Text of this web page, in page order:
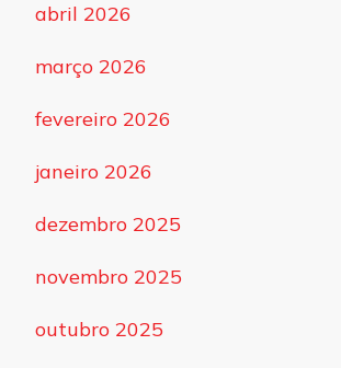
abril 2026
março 2026
fevereiro 2026
janeiro 2026
dezembro 2025
novembro 2025
outubro 2025